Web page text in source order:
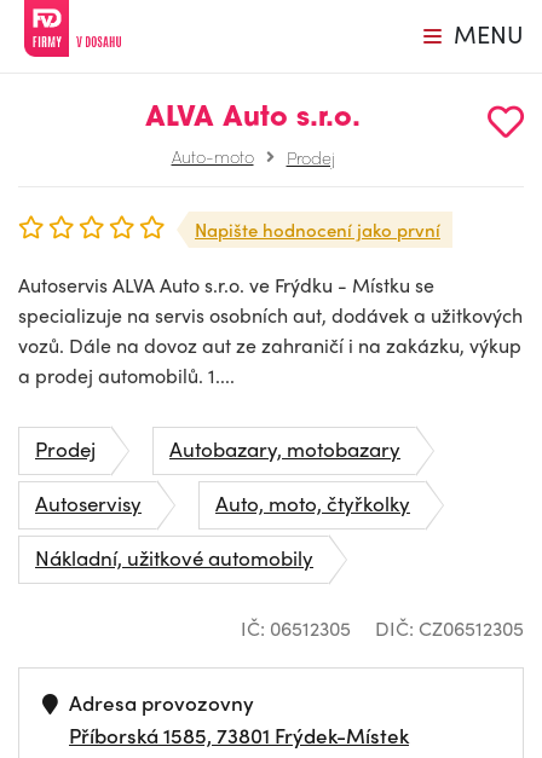
MENU
ALVA Auto s.r.o.
Auto-moto Prodej
Napište hodnocení jako první
Autoservis ALVA Auto s.r.o. ve Frýdku - Místku se
specializuje na servis osobních aut, dodávek a užitkových
vozů. Dále na dovoz aut ze zahraničí i na zakázku, výkup
a prodej automobilů. 1....
Prodej
Autobazary, motobazary
Autoservisy
Auto, moto, čtyřkolky
Nákladní, užitkové automobily
IČ: 06512305 DIČ: CZ06512305
Adresa provozovny
Příborská 1585, 73801 Frýdek-Místek